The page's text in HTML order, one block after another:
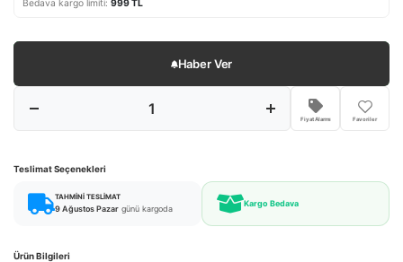
Bedava kargo limiti: 999 TL
Haber Ver
Fiyat Alarmı Favoriler
Teslimat Seçenekleri
TAHMINI TESLIMAT
9 Ağustos Pazar günü kargoda
Kargo Bedava
Ürün Bilgileri